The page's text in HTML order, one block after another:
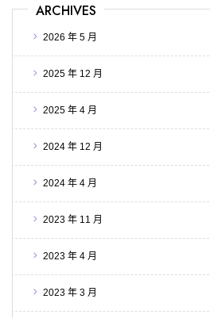
ARCHIVES
2026 年 5 月
2025 年 12 月
2025 年 4 月
2024 年 12 月
2024 年 4 月
2023 年 11 月
2023 年 4 月
2023 年 3 月